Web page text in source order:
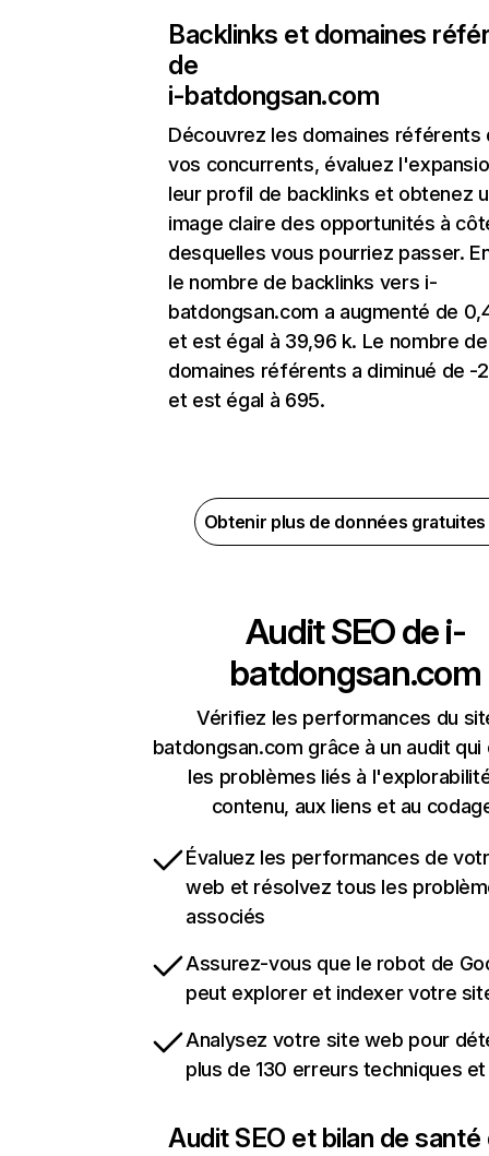
Backlinks et domaines
de
i-batdongsan.com
Découvrez les domaines référents
vos concurrents, évaluez
leur profil de backlinks et obtenez
image claire des opportunités à
desquelles vous pourriez passer.
le nombre de backlinks vers i-
batdongsan.com a augmenté de
et est égal à 39,96 k. Le nombre de
domaines référents a diminué de -
et est égal à 695.
Obtenir plus de données
Audit SEO dei-
batdongsan.com
Vérifiez les performances du
batdongsan.com grâce à un audit
les problèmes liés à
contenu, aux liens et au
Évaluez les performances de
web et résolvez tous les
associés
Assurez-vous que le robot de
peut explorer et indexer votre
Analysez votre site web pour
plus de 130 erreurs techniques et
Audit SEO et bilan de santé